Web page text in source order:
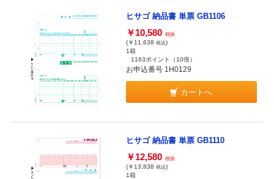
ヒサゴ 納品書 単票 GB1106
￥10,580 税抜
(￥11,638 税込)
1箱
1163ポイント
（10倍）
お申込番号 1H0129
カートへ
ヒサゴ 納品書 単票 GB1110
￥12,580 税抜
(￥13,838 税込)
1箱